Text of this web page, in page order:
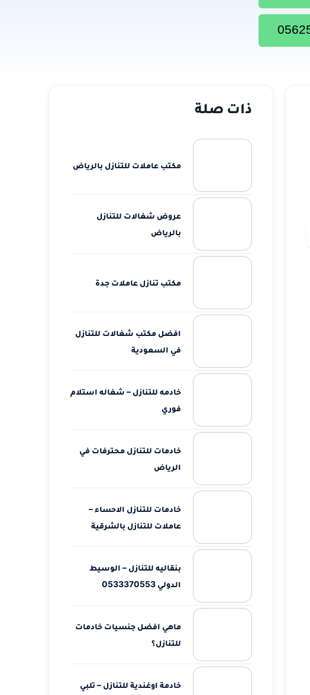
ذات صلة
مكتب عاملات للتنازل بالرياض
عروض شغالات للتنازل
بالرياض
مكتب تنازل عاملات جدة
افضل مكتب شغالات للتنازل
في السعودية
خادمه للتنازل – شغاله استلام
فوري
خادمات للتنازل محترفات في
الرياض
خادمات للتنازل الاحساء –
عاملات للتنازل بالشرقية
بنقاليه للتنازل – الوسيط
الدولي 0533370553
ماهي افضل جنسيات خادمات
للتنازل؟
خادمة اوغندية للتنازل – تلبي